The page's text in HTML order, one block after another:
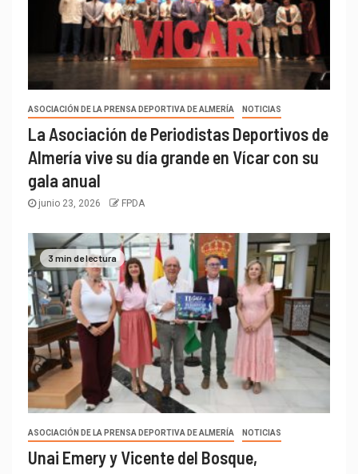
ASOCIACIÓN DE LA PRENSA DEPORTIVA DE ALMERÍA NOTICIAS
La Asociación de Periodistas Deportivos de
Almería vive su día grande en Vícar con su
gala anual
junio 23, 2026 FPDA
3 min de lectura
ASOCIACIÓN DE LA PRENSA DEPORTIVA DE ALMERÍA NOTICIAS
Unai Emery y Vicente del Bosque,